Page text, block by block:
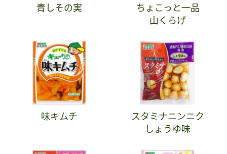
青しその実
ちょこっと一品
山くらげ
味キムチ
スタミナニンニク
しょうゆ味